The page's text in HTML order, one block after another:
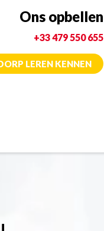
Ons opbellen
+33 479 550 655
LEREN KENNEN